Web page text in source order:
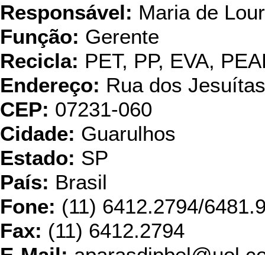
Responsável: Maria de
Função: Gerente
Recicla: PET, PP, EVA,
Endereço: Rua dos
CEP: 07231-060
Cidade: Guarulhos
Estado: SP
País: Brasil
Fone: (11) 6412.2794/
Fax: (11) 6412.2794